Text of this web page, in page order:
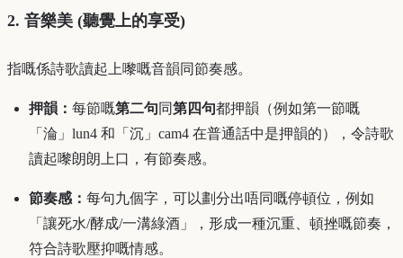
2. 音樂美 (聽覺上的享受)
指嘅係詩歌讀起上嚟嘅音韻同節奏感。
押韻： 每節嘅第二句同第四句都押韻（例如第一節嘅
「淪」lun4 和「沉」cam4 在普通話中是押韻的），令詩歌
讀起嚟朗朗上口，有節奏感。
節奏感： 每句九個字，可以劃分出唔同嘅停頓位，例如
「讓死水/酵成/一溝綠酒」，形成一種沉重、頓挫嘅節奏，
符合詩歌壓抑嘅情感。